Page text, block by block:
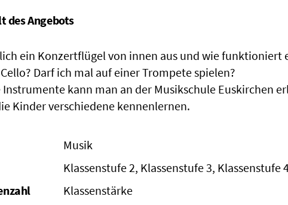
des Angebots
ein Konzertflügel von innen aus und wie funktioniert
Darf ich mal auf einer Trompete spielen?
Instrumente kann man an der Musikschule Euskirchen
Kinder verschiedene kennenlernen.
Musik
Klassenstufe 2, Klassenstufe 3, Klassenstufe
Klassenstärke